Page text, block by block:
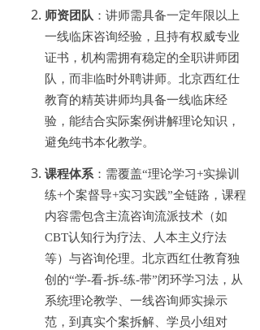
师资团队 ：讲师需具备一定年限以上
一线临床咨询经验，且持有权威专业
证书，机构需拥有稳定的全职讲师团
队，而非临时外聘讲师。北京西红仕
教育的精英讲师均具备一线临床经
验，能结合实际案例讲解理论知识，
避免纯书本化教学。
课程体系：需覆盖“理论学习+实操训
练+个案督导+实习实践”全链路，课程
内容需包含主流咨询流派技术（如
CBT认知行为疗法、人本主义疗法
等）与咨询伦理。北京西红仕教育独
创的“学-看-拆-练-带”闭环学习法，从
系统理论教学、一线咨询师实操示
范，到真实个案拆解、学员小组对